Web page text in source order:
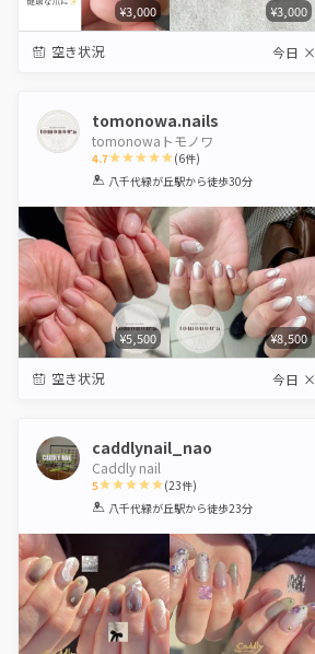
¥3,000 ¥3,000
空き状況 今日 ×
tomonowa.nails
tomonowaトモノワ
4.7
1 2 3 4 5
(6件)
八千代緑が丘駅から徒歩30分
¥5,500 ¥8,500
空き状況 今日 ×
caddlynail_nao
Caddly nail
5
1 2 3 4 5
(23件)
八千代緑が丘駅から徒歩23分